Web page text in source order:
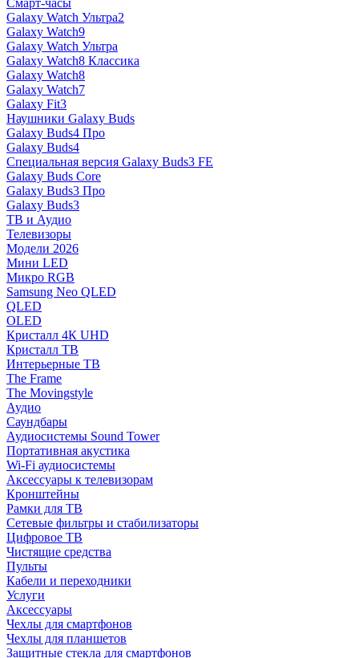
Смарт-часы
Galaxy Watch Ультра2
Galaxy Watch9
Galaxy Watch Ультра
Galaxy Watch8 Классика
Galaxy Watch8
Galaxy Watch7
Galaxy Fit3
Наушники Galaxy Buds
Galaxy Buds4 Про
Galaxy Buds4
Специальная версия Galaxy Buds3 FE
Galaxy Buds Core
Galaxy Buds3 Про
Galaxy Buds3
ТВ и Аудио
Телевизоры
Модели 2026
Мини LED
Микро RGB
Samsung Neo QLED
QLED
OLED
Кристалл 4К UHD
Кристалл ТВ
Интерьерные ТВ
The Frame
The Movingstyle
Аудио
Саундбары
Аудиосистемы Sound Tower
Портативная акустика
Wi-Fi аудиосистемы
Аксессуары к телевизорам
Кронштейны
Рамки для ТВ
Сетевые фильтры и стабилизаторы
Цифровое ТВ
Чистящие средства
Пульты
Кабели и переходники
Услуги
Аксессуары
Чехлы для смартфонов
Чехлы для планшетов
Защитные стекла для смартфонов